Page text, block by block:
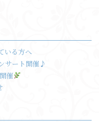
いる方へ
サート開催♪
催